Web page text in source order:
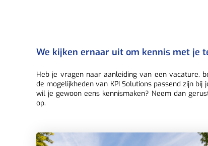
We kijken ernaar uit om kennis met je
Heb je vragen naar aanleiding van een vacature,
de mogelijkheden van KPI Solutions passend zijn bij
wil je gewoon eens kennismaken? Neem dan
op.